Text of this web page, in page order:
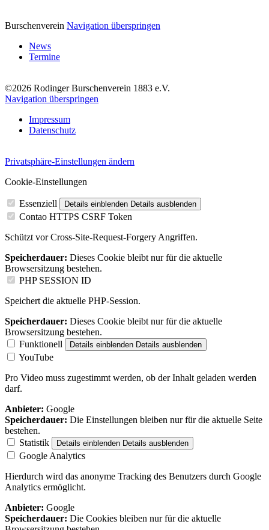
Burschenverein Navigation überspringen
News
Termine
©2026 Rodinger Burschenverein 1883 e.V.
Navigation überspringen
Impressum
Datenschutz
Privatsphäre-Einstellungen ändern
Cookie-Einstellungen
Essenziell Details einblenden Details ausblenden
Contao HTTPS CSRF Token
Schützt vor Cross-Site-Request-Forgery Angriffen.
Speicherdauer: Dieses Cookie bleibt nur für die aktuelle
Browsersitzung bestehen.
PHP SESSION ID
Speichert die aktuelle PHP-Session.
Speicherdauer: Dieses Cookie bleibt nur für die aktuelle
Browsersitzung bestehen.
Funktionell
Details einblenden Details ausblenden
YouTube
Pro Video muss zugestimmt werden, ob der Inhalt geladen werden
darf.
Anbieter: Google
Speicherdauer: Die Einstellungen bleiben nur für die aktuelle Seite
bestehen.
Statistik
Details einblenden Details ausblenden
Google Analytics
Hierdurch wird das anonyme Tracking des Benutzers durch Google
Analytics ermöglicht.
Anbieter: Google
Speicherdauer: Die Cookies bleiben nur für die aktuelle